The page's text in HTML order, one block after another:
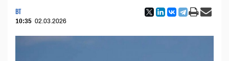
BT
10:35 02.03.2026